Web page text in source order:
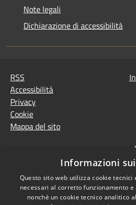
Note legali
Dichiarazione di accessibilità
RSS
Accessibilità
Privacy
Cookie
Mappa del sito
Informazioni
Questo sito web utilizza cookie
necessari al corretto funzionamento
nonché un cookie tecnico analitico